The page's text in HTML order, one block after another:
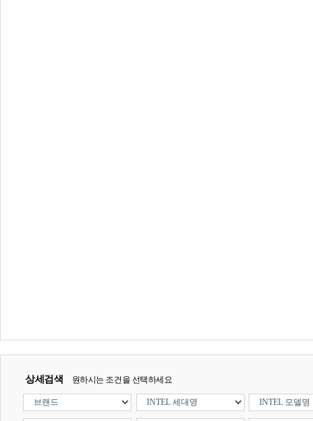
상세검색 원하시는 조건을 선택하세요